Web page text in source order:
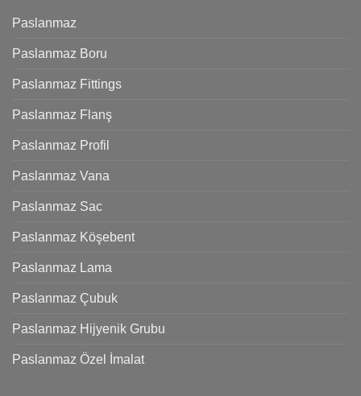
Paslanmaz
Paslanmaz Boru
Paslanmaz Fittings
Paslanmaz Flanş
Paslanmaz Profil
Paslanmaz Vana
Paslanmaz Sac
Paslanmaz Köşebent
Paslanmaz Lama
Paslanmaz Çubuk
Paslanmaz Hijyenik Grubu
Paslanmaz Özel İmalat